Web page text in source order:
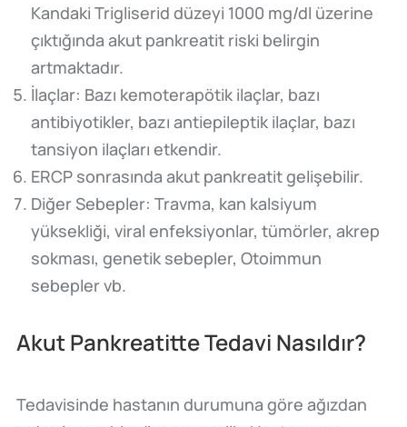
Kandaki Trigliserid düzeyi 1000 mg/dl üzerine
çıktığında akut pankreatit riski belirgin
artmaktadır.
İlaçlar: Bazı kemoterapötik ilaçlar, bazı
antibiyotikler, bazı antiepileptik ilaçlar, bazı
tansiyon ilaçları etkendir.
ERCP sonrasında akut pankreatit gelişebilir.
Diğer Sebepler: Travma, kan kalsiyum
yüksekliği, viral enfeksiyonlar, tümörler, akrep
sokması, genetik sebepler, Otoimmun
sebepler vb.
Akut Pankreatitte Tedavi Nasıldır?
Tedavisinde hastanın durumuna göre ağızdan